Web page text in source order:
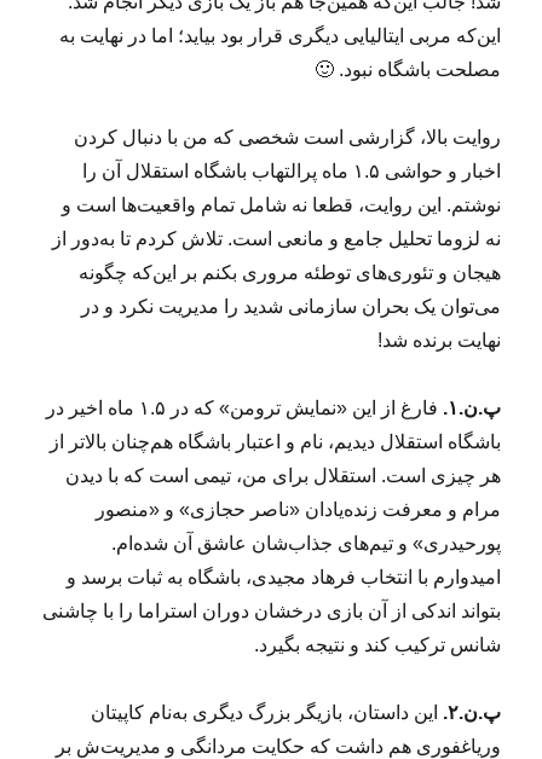
این‌که مربی ایتالیایی دیگری قرار بود بیاید؛ اما در نهایت به
مصلحت باشگاه نبود. 🙂
روایت بالا، گزارشی است شخصی که من با دنبال کردن
اخبار و حواشی ۱.۵ ماه پرالتهاب باشگاه استقلال آن را
نوشتم. این روایت، قطعا نه شامل تمام واقعیت‌ها است و
نه لزوما تحلیل جامع و مانعی است. تلاش‌ کردم تا به‌دور از
هیجان و تئوری‌های توطئه مروری بکنم بر این‌که چگونه
می‌توان یک بحران سازمانی شدید را مدیریت نکرد و در
نهایت برنده شد!
پ.ن.۱.
فارغ از این «نمایش ترومن» که در ۱.۵ ماه اخیر در
باشگاه استقلال دیدیم، نام و اعتبار باشگاه هم‌چنان بالاتر از
هر چیزی است. استقلال برای من، تیمی است که با دیدن
مرام و معرفت زنده‌یادان «ناصر حجازی» و «منصور
پورحیدری» و تیم‌های جذاب‌شان عاشق آن شده‌ام.
امیدوارم با انتخاب فرهاد مجیدی، باشگاه به ثبات برسد و
بتواند اندکی از آن بازی درخشان دوران استراما را با چاشنی
شانس ترکیب کند و نتیجه بگیرد.
پ.ن.۲.
این داستان، بازیگر بزرگ دیگری به‌نام کاپیتان
وریاغفوری هم داشت که حکایت مردانگی و مدیریت‌ش بر